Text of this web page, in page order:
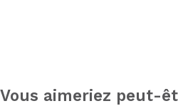
Vous aimeriez peut-